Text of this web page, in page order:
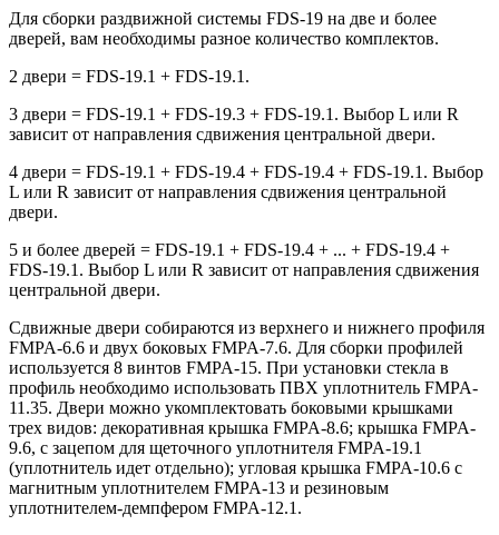
Для сборки раздвижной системы FDS-19 на две и более
дверей, вам необходимы разное количество комплектов.
2 двери = FDS-19.1 + FDS-19.1.
3 двери = FDS-19.1 + FDS-19.3 + FDS-19.1. Выбор L или R
зависит от направления сдвижения центральной двери.
4 двери = FDS-19.1 + FDS-19.4 + FDS-19.4 + FDS-19.1. Выбор
L или R зависит от направления сдвижения центральной
двери.
5 и более дверей = FDS-19.1 + FDS-19.4 + ... + FDS-19.4 +
FDS-19.1. Выбор L или R зависит от направления сдвижения
центральной двери.
Сдвижные двери собираются из верхнего и нижнего профиля
FMPA-6.6 и двух боковых FMPA-7.6. Для сборки профилей
используется 8 винтов FMPA-15. При установки стекла в
профиль необходимо использовать ПВХ уплотнитель FMPA-
11.35. Двери можно укомплектовать боковыми крышками
трех видов: декоративная крышка FMPA-8.6; крышка FMPA-
9.6, с зацепом для щеточного уплотнителя FMPA-19.1
(уплотнитель идет отдельно); угловая крышка FMPA-10.6 с
магнитным уплотнителем FMPA-13 и резиновым
уплотнителем-демпфером FMPA-12.1.